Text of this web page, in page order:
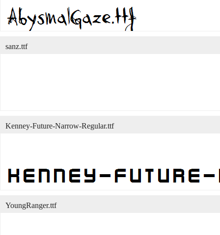
sanz.ttf
Kenney-Future-Narrow-Regular.ttf
YoungRanger.ttf